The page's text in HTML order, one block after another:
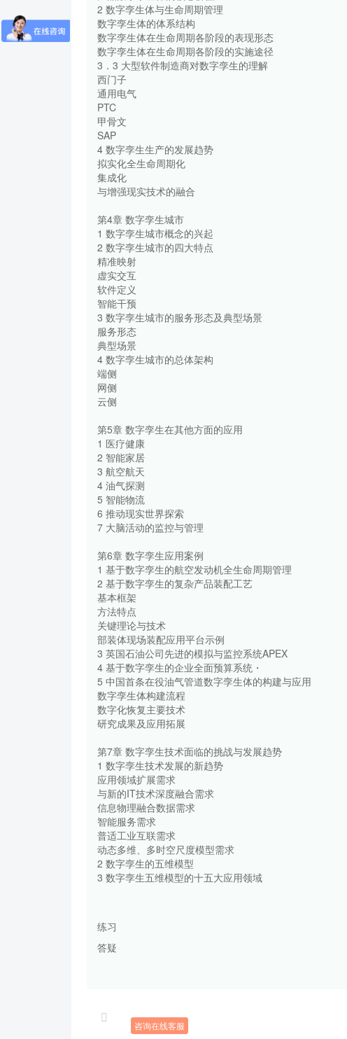
2 数字孪生体与生命周期管理
数字孪生体的体系结构
数字孪生体在生命周期各阶段的表现形态
数字孪生体在生命周期各阶段的实施途径
3．3 大型软件制造商对数字孪生的理解
西门子
通用电气
PTC
甲骨文
SAP
4 数字孪生生产的发展趋势
拟实化全生命周期化
集成化
与增强现实技术的融合
第4章 数字孪生城市
1 数字孪生城市概念的兴起
2 数字孪生城市的四大特点
精准映射
虚实交互
软件定义
智能干预
3 数字孪生城市的服务形态及典型场景
服务形态
典型场景
4 数字孪生城市的总体架构
端侧
网侧
云侧
第5章 数字孪生在其他方面的应用
1 医疗健康
2 智能家居
3 航空航天
4 油气探测
5 智能物流
6 推动现实世界探索
7 大脑活动的监控与管理
第6章 数字孪生应用案例
1 基于数字孪生的航空发动机全生命周期管理
2 基于数字孪生的复杂产品装配工艺
基本框架
方法特点
关键理论与技术
部装体现场装配应用平台示例
3 英国石油公司先进的模拟与监控系统APEX
4 基于数字孪生的企业全面预算系统・
5 中国首条在役油气管道数字孪生体的构建与应用
数字孪生体构建流程
数字化恢复主要技术
研究成果及应用拓展
第7章 数字孪生技术面临的挑战与发展趋势
1 数字孪生技术发展的新趋势
应用领域扩展需求
与新的IT技术深度融合需求
信息物理融合数据需求
智能服务需求
普适工业互联需求
动态多维、多时空尺度模型需求
2 数字孪生的五维模型
3 数字孪生五维模型的十五大应用领域
练习
答疑
咨询在线客服